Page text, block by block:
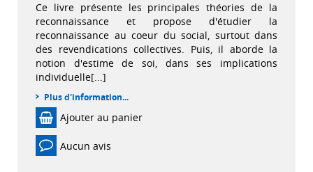
Ce livre présente les principales théories de la
reconnaissance et propose d'étudier la
reconnaissance au coeur du social, surtout dans
des revendications collectives. Puis, il aborde la
notion d'estime de soi, dans ses implications
individuelle[...]
Plus d'information...
Ajouter au panier
Aucun avis